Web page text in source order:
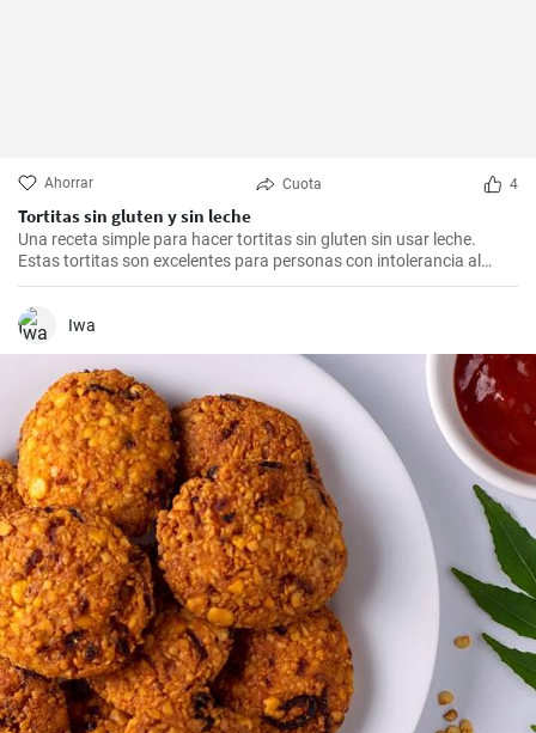
Ahorrar Cuota 4
Tortitas sin gluten y sin leche
Una receta simple para hacer tortitas sin gluten sin usar leche.
Estas tortitas son excelentes para personas con intolerancia al
gluten o la lactosa.
Iwa